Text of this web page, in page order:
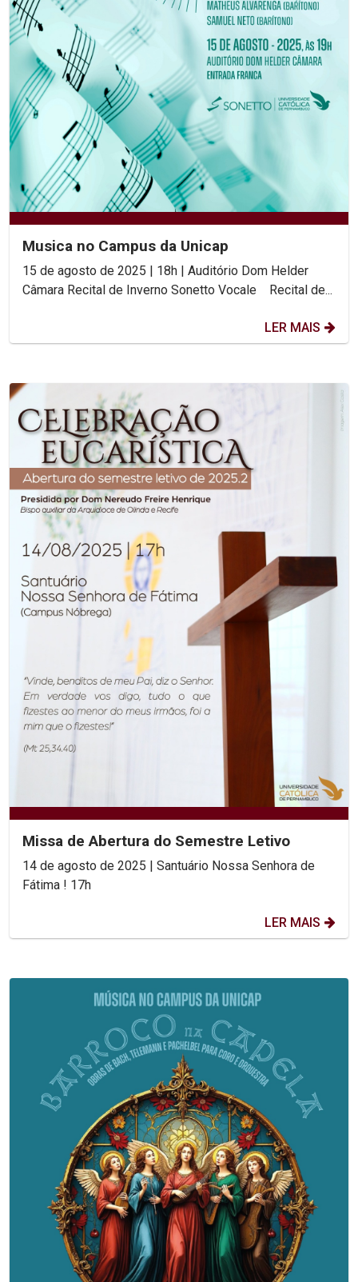
Musica no Campus da Unicap
15 de agosto de 2025 | 18h | Auditório Dom Helder
Câmara Recital de Inverno Sonetto Vocale Recital de...
LER MAIS
Missa de Abertura do Semestre Letivo
14 de agosto de 2025 | Santuário Nossa Senhora de
Fátima ! 17h
LER MAIS